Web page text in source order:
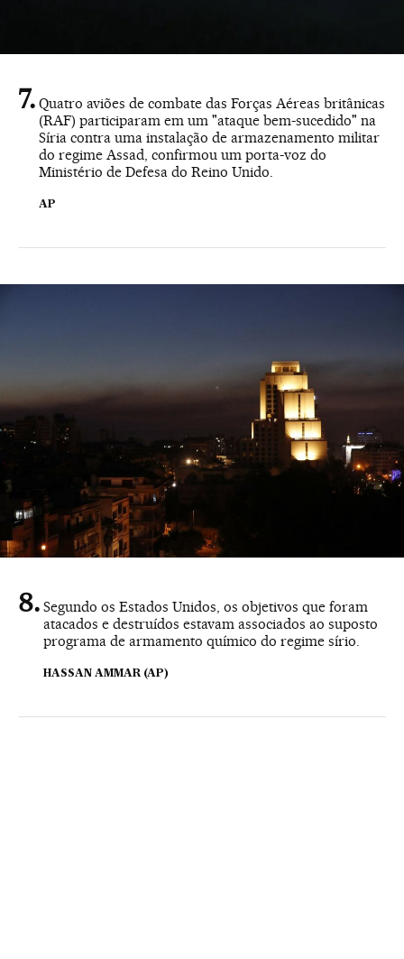
Quatro aviões de combate das Forças Aéreas britânicas
(RAF) participaram em um "ataque bem-sucedido" na
Síria contra uma instalação de armazenamento militar
do regime Assad, confirmou um porta-voz do
Ministério de Defesa do Reino Unido.
AP
Segundo os Estados Unidos, os objetivos que foram
atacados e destruídos estavam associados ao suposto
programa de armamento químico do regime sírio.
HASSAN AMMAR (AP)